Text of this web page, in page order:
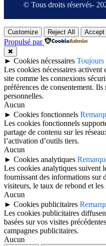
© Tous droits réservés-
Customize Reject All Accept
Propulsé par
✖
► Cookies nécessaires Toujours
Les cookies nécessaires
site comme les connexions
préférences de consentement.
personnelles.
Aucun
► Cookies fonctionnels
Les cookies fonctionnels
partage de contenu sur les
l’activation d’outils tiers.
Aucun
► Cookies analytiques
Les cookies analytiques suivent
fournissant des informations sur
visiteurs, le taux de rebond et les
Aucun
► Cookies publicitaires
Les cookies publicitaires
basées sur vos visites
campagnes publicitaires.
Aucun